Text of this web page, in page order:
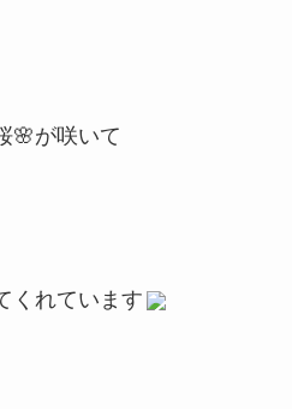
🌸が咲いて
くれています